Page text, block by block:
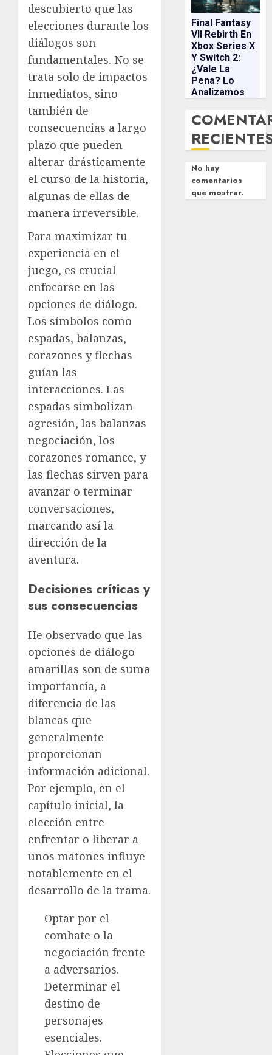
descubierto que las
elecciones durante los
diálogos son
fundamentales. No se
trata solo de impactos
inmediatos, sino
también de
consecuencias a largo
plazo que pueden
alterar drásticamente
el curso de la historia,
algunas de ellas de
manera irreversible.
Para maximizar tu
experiencia en el
juego, es crucial
enfocarse en las
opciones de diálogo.
Los símbolos como
espadas, balanzas,
corazones y flechas
guían las
interacciones. Las
espadas simbolizan
agresión, las balanzas
negociación, los
corazones romance, y
las flechas sirven para
avanzar o terminar
conversaciones,
marcando así la
dirección de la
aventura.
Decisiones críticas y
sus consecuencias
He observado que las
opciones de diálogo
amarillas son de suma
importancia, a
diferencia de las
blancas que
generalmente
proporcionan
información adicional.
Por ejemplo, en el
capítulo inicial, la
elección entre
enfrentar o liberar a
unos matones influye
notablemente en el
desarrollo de la trama.
Optar por el
combate o la
negociación frente
a adversarios.
Determinar el
destino de
personajes
esenciales.
Final Fantasy
VII Rebirth En
Xbox Series X
Y Switch 2:
¿vale La
Pena? Lo
Analizamos
No hay
comentarios
que mostrar.